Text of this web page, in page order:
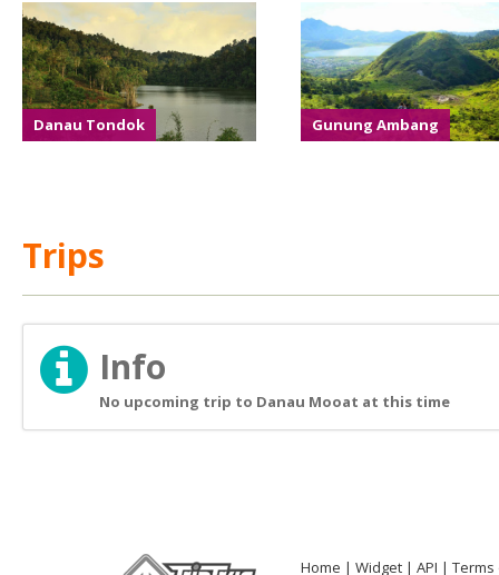
Danau Tondok Gunung Ambang
Trips
Info
No upcoming trip to Danau Mooat at this time
Home Widget API Terms